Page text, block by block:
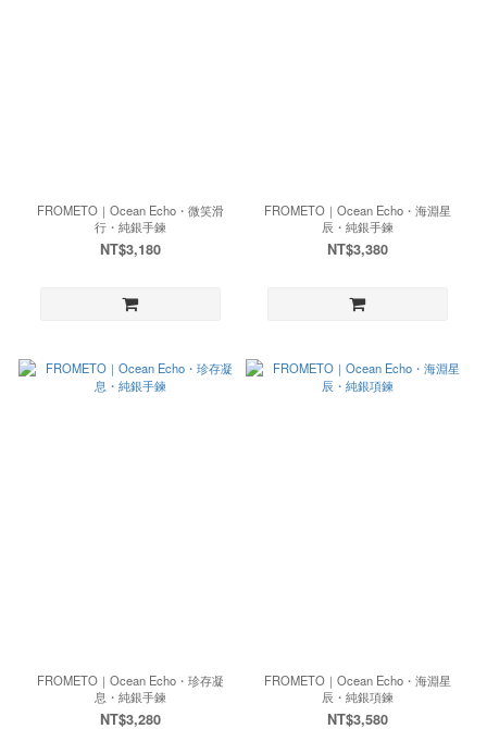
FROMETO｜Ocean Echo・微笑滑
行・純銀手鍊
NT$3,180
FROMETO｜Ocean Echo・海淵星
辰・純銀手鍊
NT$3,380
FROMETO｜Ocean Echo・珍存凝
息・純銀手鍊
NT$3,280
FROMETO｜Ocean Echo・海淵星
辰・純銀項鍊
NT$3,580